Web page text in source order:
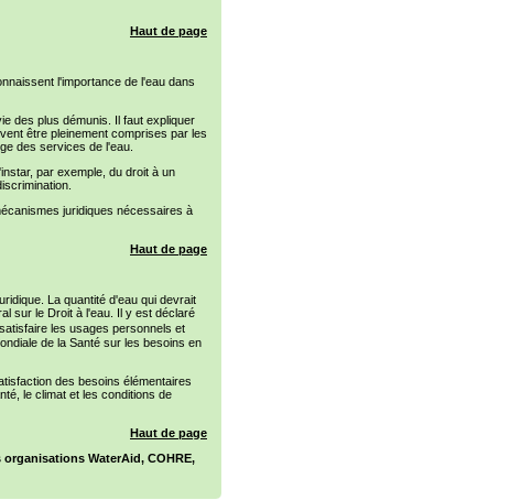
Haut de page
l'importance de l'eau dans
des plus démunis. Il faut expliquer
être pleinement comprises par les
des services de l'eau.
par exemple, du droit à un
juridiques nécessaires à
Haut de page
La quantité d'eau qui devrait
sur le Droit à l'eau. Il y est déclaré
les usages personnels et
de la Santé sur les besoins en
des besoins élémentaires
le climat et les conditions de
Haut de page
WaterAid, COHRE,